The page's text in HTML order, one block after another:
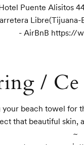
Puente Alisitos
Libre(Tijuana-
- AirBnB https://
/
beach towel for
that beautiful skin,
~